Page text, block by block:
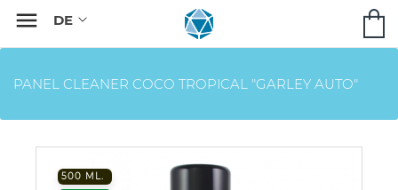

PANEL CLEANER COCO TROPICAL "GARLEY AUTO"
500 ML.